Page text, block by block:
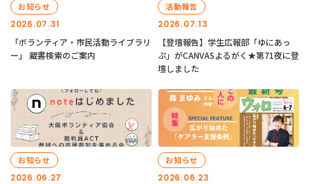
2026.07.31
お知らせ
「ボランティア・市民活動ライブラリ
ー」 蔵書検索のご案内
2026.07.13
活動報告
【登壇報告】学生広報部「ゆにあっ
ぷ」がCANVASよるがく★第71夜に登
壇しました
2026.06.27
お知らせ
2026.06.23
お知らせ